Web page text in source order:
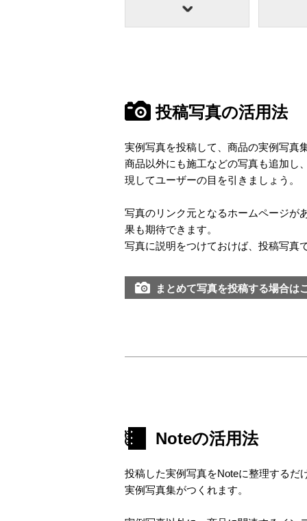
投稿写真の活用法
実例写真を投稿して、商品の実例写真
商品以外にも施工などの写真も追加し
現してユーザーの目を引きましょう。
写真のリンク元となるホームページが
果も期待できます。
写真に説明をつけておけば、投稿写真
まとめて写真を投稿する場合は
Noteの活用法
投稿した実例写真をNoteに整理するだ
実例写真集がつくれます。